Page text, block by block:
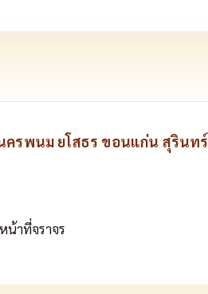
ครพนม ยโสธร ขอนแก่น สุรินทร์
น้าที่จราจร